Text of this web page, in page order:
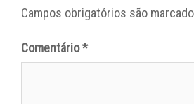
Campos obrigatórios são
Comentário*